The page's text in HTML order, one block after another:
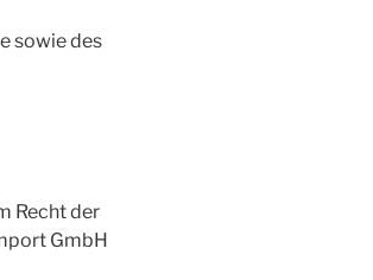
sowie des
Recht der
GmbH